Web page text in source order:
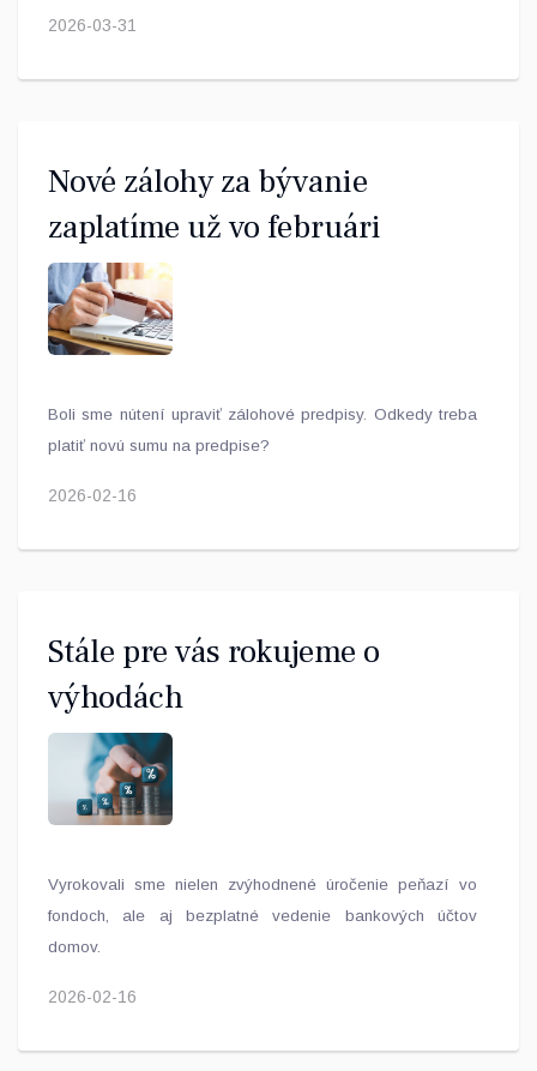
2026-03-31
Nové zálohy za bývanie
zaplatíme už vo februári
Boli sme nútení upraviť zálohové predpisy. Odkedy treba
platiť novú sumu na predpise?
2026-02-16
Stále pre vás rokujeme o
výhodách
Vyrokovali sme nielen zvýhodnené úročenie peňazí vo
fondoch, ale aj bezplatné vedenie bankových účtov
domov.
2026-02-16